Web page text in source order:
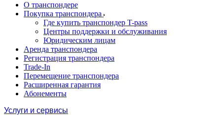
О транспондере
Покупка транспондера
Где купить транспондер T-pass
Центры поддержки и обслуживания
Юридическим лицам
Аренда транспондера
Регистрация транспондера
Trade-In
Перемещение транспондера
Расширенная гарантия
Абонементы
Услуги и сервисы